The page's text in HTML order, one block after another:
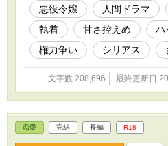
く、ケインだっ
いなくても、全く
んだことのある方
ト」をお楽しみ下
大道を外れていま
いますが、ジャン
マ。1章時点で、
いかも？（苦手
「★」の付いてい
ります。 ■画像は
悪役令嬢 人間ドラマ
執着
甘さ控えめ
ハ
権力争い
シリアス
文字数 208,696 最終更新日
恋愛 完結 長編 R18